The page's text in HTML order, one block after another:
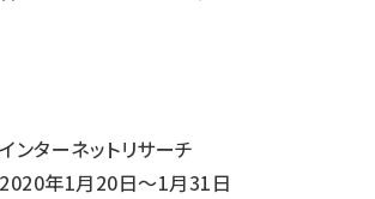
インターネットリサーチ
2020年1月20日～1月31日